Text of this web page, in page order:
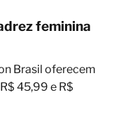
feminina
Brasil oferecem
45,99 e R$